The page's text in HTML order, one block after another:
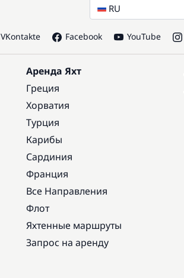
RU
VKontakte Facebook YouTube
Аренда Яхт
Греция
Хорватия
Турция
Карибы
Сардиния
Франция
Все Направления
Флот
Яхтенные маршруты
Запрос на аренду